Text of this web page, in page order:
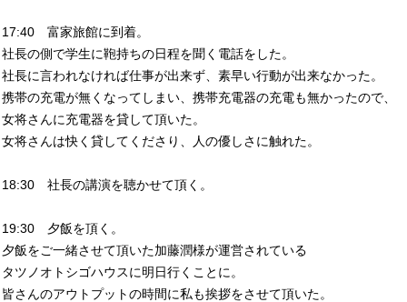
17:40 富家旅館に到着。
社長の側で学生に鞄持ちの日程を聞く電話をした。
社長に言われなければ仕事が出来ず、素早い行動が出来なかった。
携帯の充電が無くなってしまい、携帯充電器の充電も無かったので、
女将さんに充電器を貸して頂いた。
女将さんは快く貸してくださり、人の優しさに触れた。
18:30 社長の講演を聴かせて頂く。
19:30 夕飯を頂く。
夕飯をご一緒させて頂いた加藤潤様が運営されている
タツノオトシゴハウスに明日行くことに。
皆さんのアウトプットの時間に私も挨拶をさせて頂いた。